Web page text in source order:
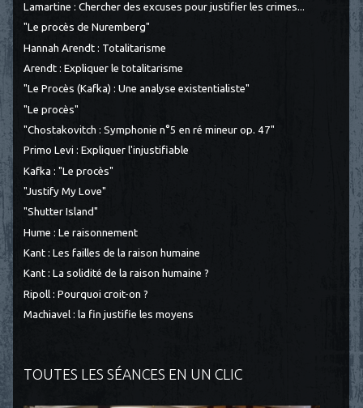
Lamartine : Chercher des excuses pour justifier les crimes...
"Le procès de Nuremberg"
Hannah Arendt : Totalitarisme
Arendt : Expliquer le totalitarisme
"Le Procès (Kafka) : Une analyse existentialiste"
"Le procès"
"Chostakovitch : Symphonie n°5 en ré mineur op. 47"
Primo Levi : Expliquer l'injustifiable
Kafka : "Le procès"
"Justify My Love"
"Shutter Island"
Hume : Le raisonnement
Kant : Les failles de la raison humaine
Kant : La solidité de la raison humaine ?
Ripoll : Pourquoi croit-on ?
Machiavel : la fin justifie les moyens
TOUTES LES SÉANCES EN UN CLIC